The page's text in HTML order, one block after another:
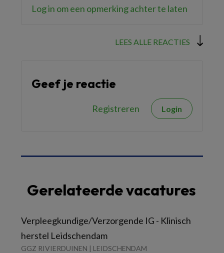
Log in om een opmerking achter te laten
LEES ALLE REACTIES
Geef je reactie
Registreren Login
Gerelateerde vacatures
Verpleegkundige/Verzorgende IG - Klinisch
herstel Leidschendam
GGZ RIVIERDUINEN | LEIDSCHENDAM